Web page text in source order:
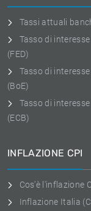
Tassi attuali
Tasso di
(FED)
Tasso di
(BoE)
Tasso di
(ECB)
INFLAZIONE CPI
Cos'è l'inflazione
Inflazione Italia